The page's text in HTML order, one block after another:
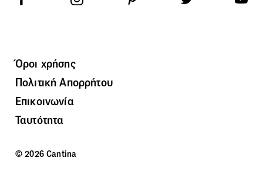
Όροι χρήσης
Πολιτική Απορρήτου
Επικοινωνία
Ταυτότητα
© 2026 Cantina